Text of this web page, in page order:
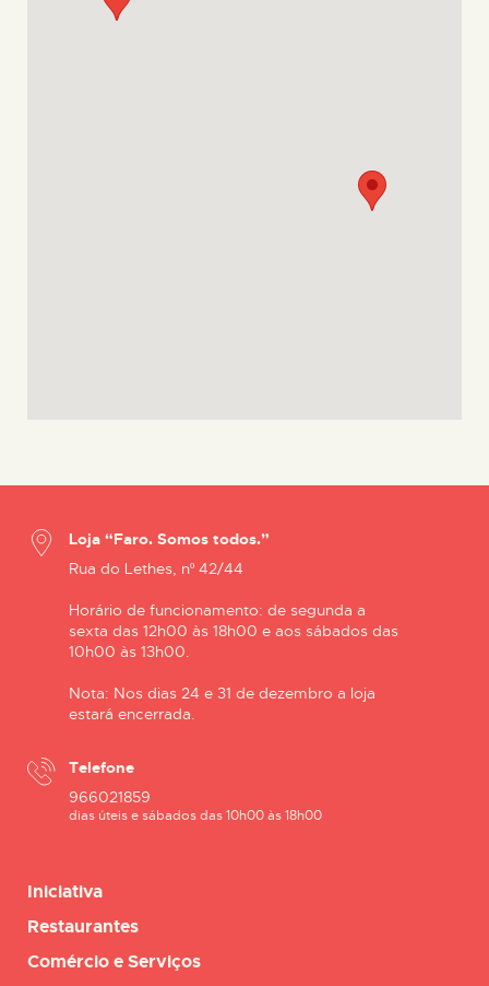
Loja “Faro. Somos todos.”
Rua do Lethes, nº 42/44
Horário de funcionamento: de segunda a
sexta das 12h00 às 18h00 e aos sábados das
10h00 às 13h00.
Nota: Nos dias 24 e 31 de dezembro a loja
estará encerrada.
Telefone
966021859
dias úteis e sábados das 10h00 às 18h00
Iniciativa
Restaurantes
Comércio e Serviços